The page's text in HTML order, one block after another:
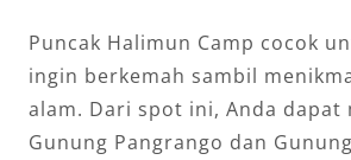
Puncak Halimun Camp cocok
ingin berkemah sambil
alam. Dari spot ini, Anda dapat
Gunung Pangrango dan